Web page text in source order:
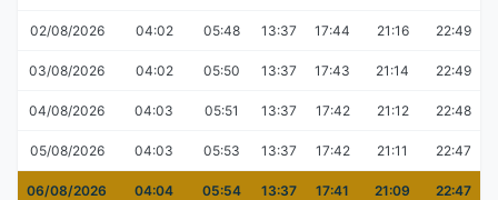
02/08/2026 04:02 05:48 13:37 17:44 21:16 22:49
03/08/2026 04:02 05:50 13:37 17:43 21:14 22:49
04/08/2026 04:03 05:51 13:37 17:42 21:12 22:48
05/08/2026 04:03 05:53 13:37 17:42 21:11 22:47
06/08/2026 04:04 05:54 13:37 17:41 21:09 22:47